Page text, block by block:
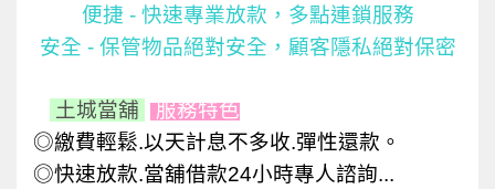
便捷 - 快速專業放款，多點連鎖服務
安全 - 保管物品絕對安全，顧客隱私絕對保密
土城當舖
服務特色
◎繳費輕鬆.以天計息不多收.彈性還款。
◎快速放款.當舖借款24小時專人諮詢...